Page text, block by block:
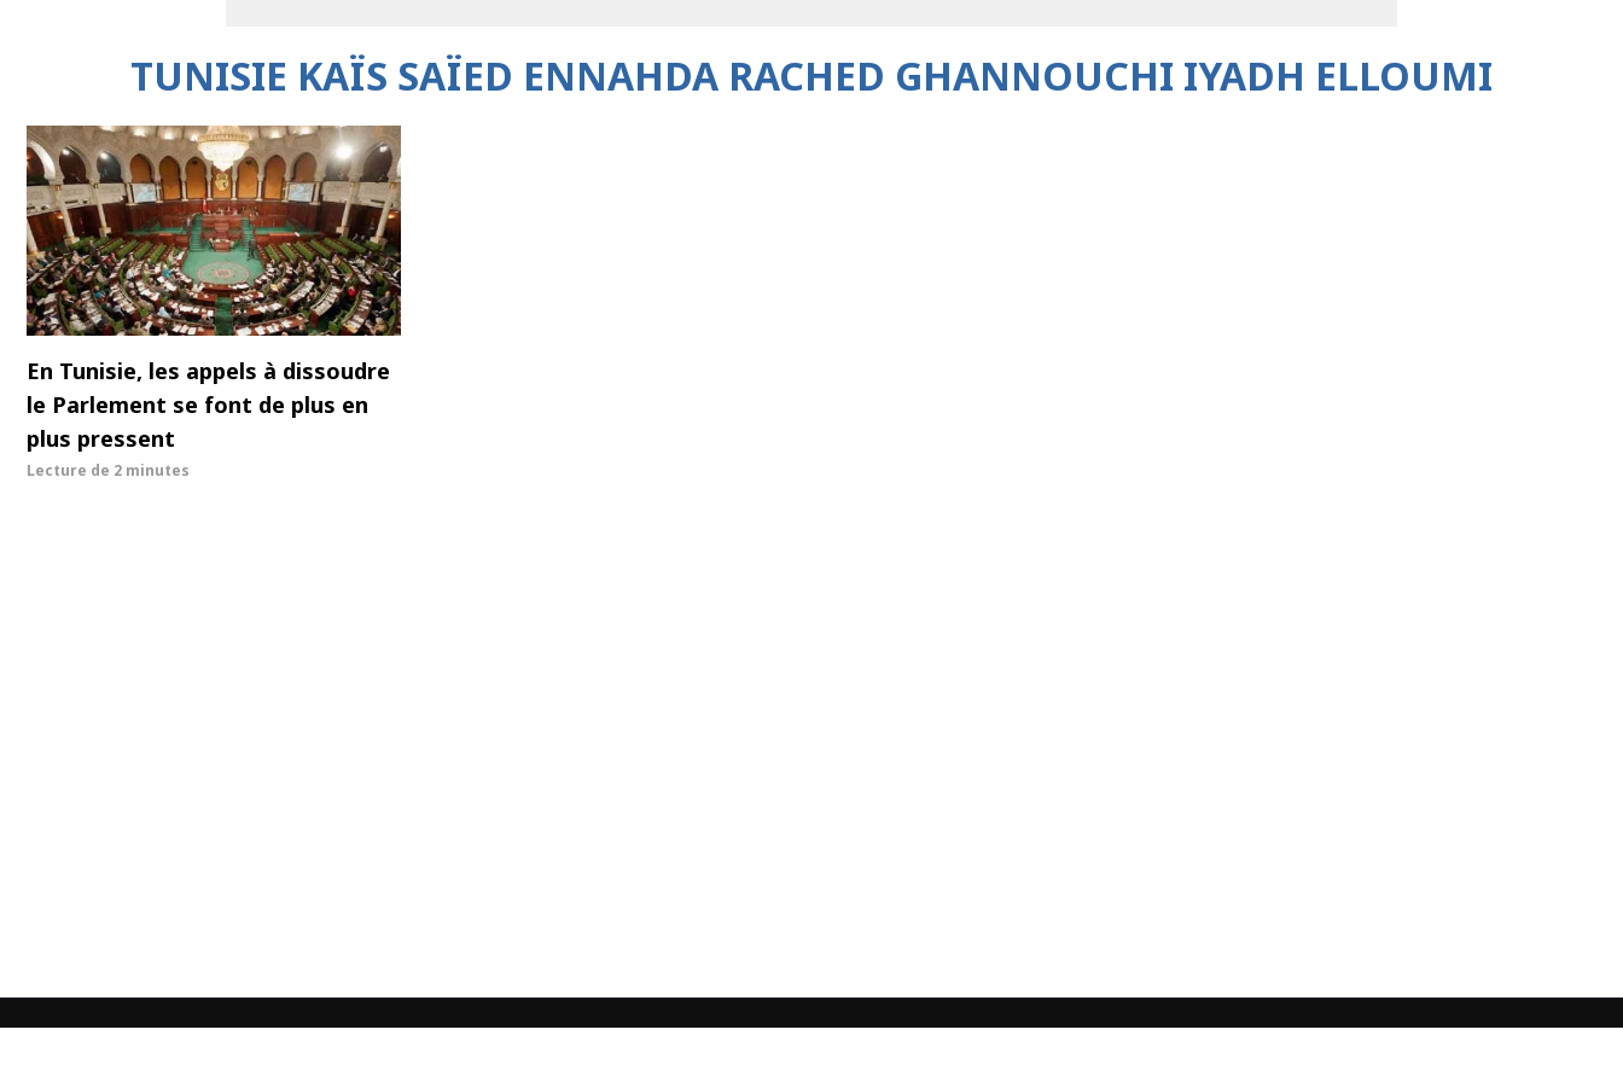
TUNISIE KAÏS SAÏED ENNAHDA RACHED GHANNOUCHI IYADH ELLOUMI
En Tunisie, les appels à dissoudre
le Parlement se font de plus en
plus pressent
Lecture de 2 minutes